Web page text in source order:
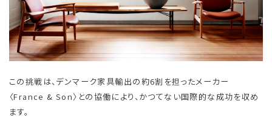
この挑戦は、デンマーク家具輸出の約6割を担ったメーカー
〈France & Son〉との協働により、かつてない国際的な成功を収め
ます。